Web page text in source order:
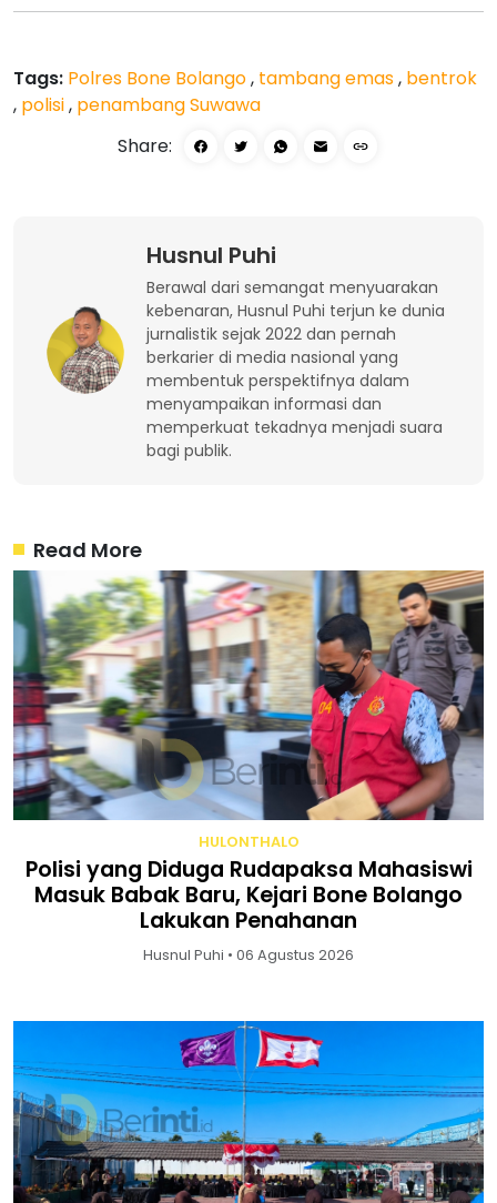
Tags: Polres Bone Bolango, tambang emas, bentrok
, polisi, penambang Suwawa
Share:
Husnul Puhi
Berawal dari semangat menyuarakan
kebenaran, Husnul Puhi terjun ke dunia
jurnalistik sejak 2022 dan pernah
berkarier di media nasional yang
membentuk perspektifnya dalam
menyampaikan informasi dan
memperkuat tekadnya menjadi suara
bagi publik.
Read More
HULONTHALO
Polisi yang Diduga Rudapaksa Mahasiswi
Masuk Babak Baru, Kejari Bone Bolango
Lakukan Penahanan
Husnul Puhi • 06 Agustus 2026